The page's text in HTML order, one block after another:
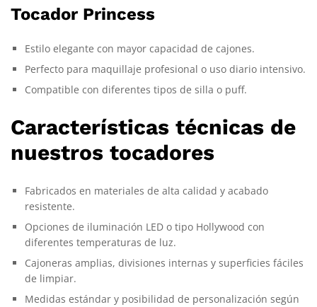
Tocador Princess
Estilo elegante con mayor capacidad de cajones.
Perfecto para maquillaje profesional o uso diario intensivo.
Compatible con diferentes tipos de silla o puff.
Características técnicas de
nuestros tocadores
Fabricados en materiales de alta calidad y acabado
resistente.
Opciones de iluminación LED o tipo Hollywood con
diferentes temperaturas de luz.
Cajoneras amplias, divisiones internas y superficies fáciles
de limpiar.
Medidas estándar y posibilidad de personalización según